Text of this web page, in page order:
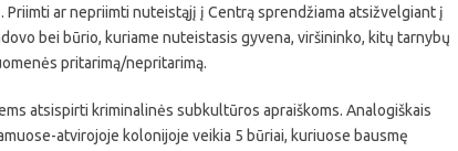
ar nepriimti nuteistąjį į Centrą sprendžiama atsižvelgiant į
bei būrio, kuriame nuteistasis gyvena, viršininko, kitų tarnybų
pritarimą/nepritarimą.
atsispirti kriminalinės subkultūros apraiškoms. Analogiškais
atvirojoje kolonijoje veikia 5 būriai, kuriuose bausmę